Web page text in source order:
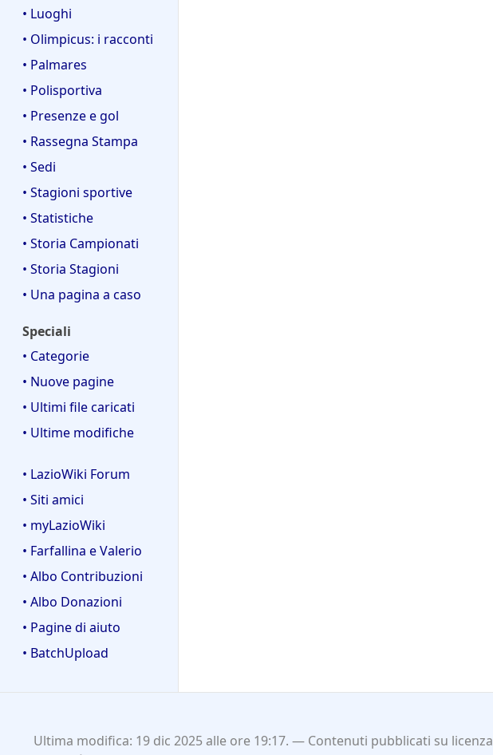
• Luoghi
• Olimpicus: i racconti
• Palmares
• Polisportiva
• Presenze e gol
• Rassegna Stampa
• Sedi
• Stagioni sportive
• Statistiche
• Storia Campionati
• Storia Stagioni
• Una pagina a caso
Speciali
• Categorie
• Nuove pagine
• Ultimi file caricati
• Ultime modifiche
• LazioWiki Forum
• Siti amici
• myLazioWiki
• Farfallina e Valerio
• Albo Contribuzioni
• Albo Donazioni
• Pagine di aiuto
• BatchUpload
Ultima modifica: 19 dic 2025 alle ore 19:17. Contenuti pubblicati su licenza